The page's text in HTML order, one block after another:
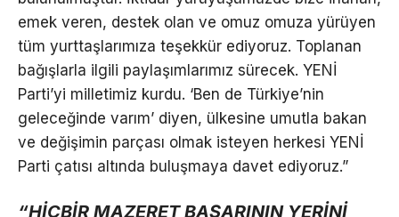
emek veren, destek olan ve omuz omuza yürüyen
tüm yurttaşlarımıza teşekkür ediyoruz. Toplanan
bağışlarla ilgili paylaşımlarımız sürecek. YENİ
Parti’yi milletimiz kurdu. ‘Ben de Türkiye’nin
geleceğinde varım’ diyen, ülkesine umutla bakan
ve değişimin parçası olmak isteyen herkesi YENİ
Parti çatısı altında buluşmaya davet ediyoruz.”
“HİÇBİR MAZERET BAŞARININ YERİNİ